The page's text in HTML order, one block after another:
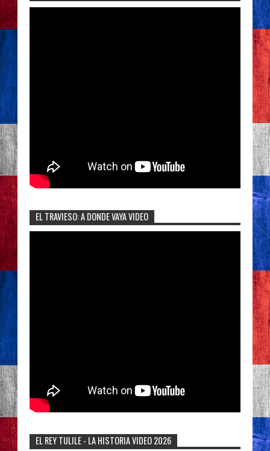
EL TRAVIESO: A DONDE VAYA VIDEO
EL REY TULILE - LA HISTORIA VIDEO 2026